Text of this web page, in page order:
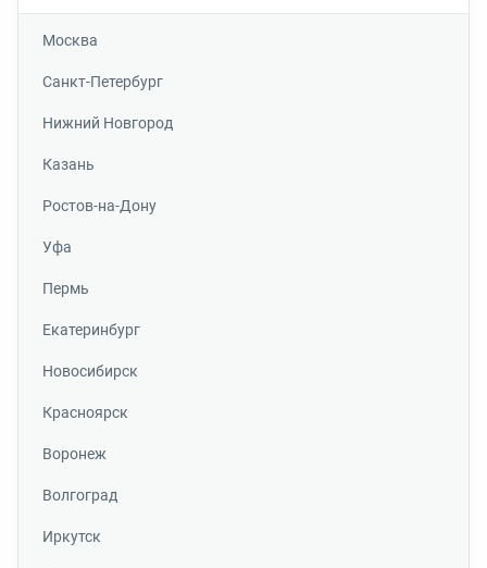
Москва
Санкт-Петербург
Нижний Новгород
Казань
Ростов-на-Дону
Уфа
Пермь
Екатеринбург
Новосибирск
Красноярск
Воронеж
Волгоград
Иркутск